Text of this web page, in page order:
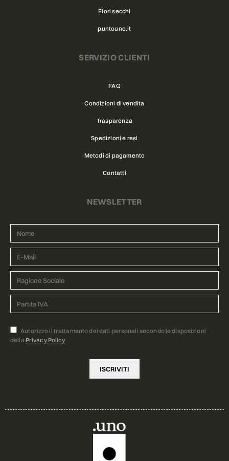
Fiori secchi
puntouno.it
SERVIZIO CLIENTI
FAQ
Condizioni di vendita
Trasparenza
Spedizioni e resi
Metodi di pagamento
Contatti
NEWSLETTER
Autorizzo il trattamento dei dati personali secondo le disposizioni
della Privacy Policy